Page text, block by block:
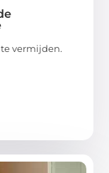
vermijden.